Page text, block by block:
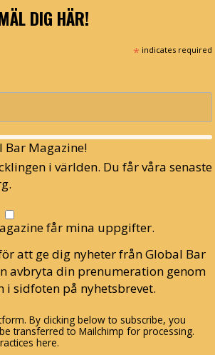
DIG HÄR!
* indicates required
Bar Magazine!
i världen. Du får våra senaste
får mina uppgifter.
att ge dig nyheter från Global Bar
avbryta din prenumeration genom
sidfoten på nyhetsbrevet.
By clicking below to subscribe, you
transferred to Mailchimp for processing.
here.